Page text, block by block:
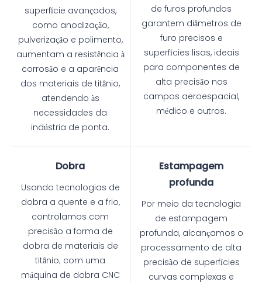
superfície avançados,
como anodização,
pulverização e polimento,
aumentam a resistência à
corrosão e a aparência
dos materiais de titânio,
atendendo às
necessidades da
indústria de ponta.
de furos profundos
garantem diâmetros de
furo precisos e
superfícies lisas, ideais
para componentes de
alta precisão nos
campos aeroespacial,
médico e outros.
Dobra
Usando tecnologias de
dobra a quente e a frio,
controlamos com
precisão a forma de
dobra de materiais de
titânio; com uma
máquina de dobra CNC
Estampagem
profunda
Por meio da tecnologia
de estampagem
profunda, alcançamos o
processamento de alta
precisão de superfícies
curvas complexas e